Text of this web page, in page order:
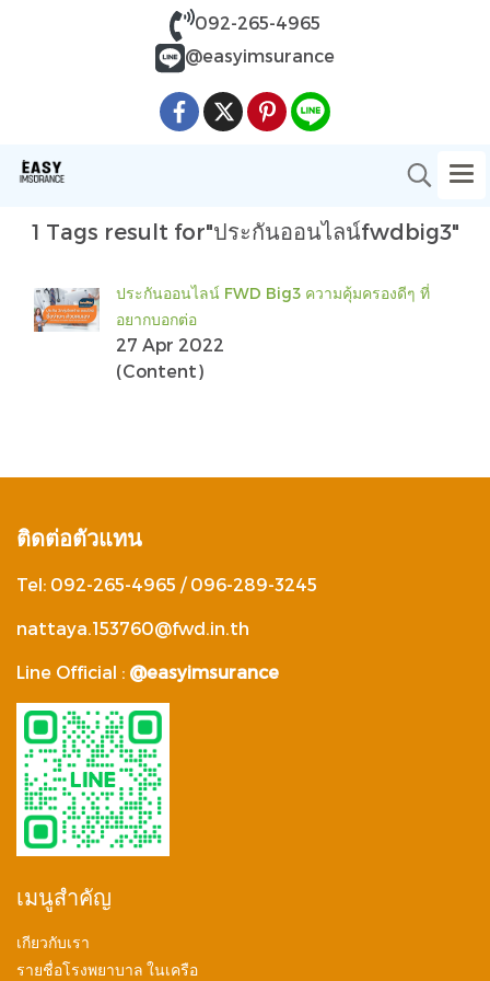
092-265-4965
@easyimsurance
1 Tags result for"ประกันออนไลน์fwdbig3"
ประกันออนไลน์ FWD Big3 ความคุ้มครองดีๆ ที่
อยากบอกต่อ
27 Apr 2022
(Content)
ติดต่อตัวแทน
Tel: 092-265-4965 / 096-289-3245
nattaya.153760@fwd.in.th
Line Official : @easyimsurance
เมนูสำคัญ
เกียวกับเรา
รายชื่อโรงพยาบาล ในเครือ